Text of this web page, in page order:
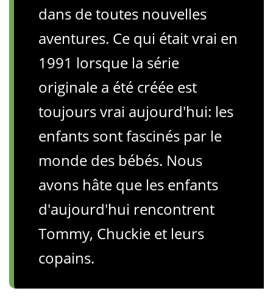
dans de toutes nouvelles
aventures. Ce qui était vrai en
1991 lorsque la série
originale a été créée est
toujours vrai aujourd'hui: les
enfants sont fascinés par le
monde des bébés. Nous
avons hâte que les enfants
d'aujourd'hui rencontrent
Tommy, Chuckie et leurs
copains.